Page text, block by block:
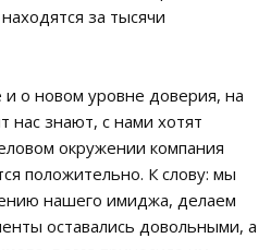
за тысячи
о новом уровне доверия, на
знают, с нами хотят
окружении компания
положительно. К слову: мы
нашего имиджа, делаем
оставались довольными, а